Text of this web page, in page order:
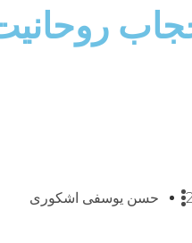
حسن یوسفی اشکوری